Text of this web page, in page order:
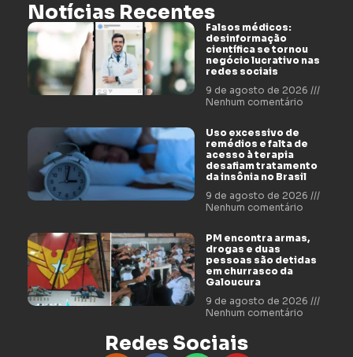
Notícias Recentes
Falsos médicos:
desinformação
científica se tornou
negócio lucrativo nas
redes sociais
9 de agosto de 2026
Nenhum comentário
Uso excessivo de
remédios e falta de
acesso à terapia
desafiam tratamento
da insônia no Brasil
9 de agosto de 2026
Nenhum comentário
PM encontra armas,
drogas e duas
pessoas são detidas
em churrasco da
Galoucura
9 de agosto de 2026
Nenhum comentário
Redes Sociais